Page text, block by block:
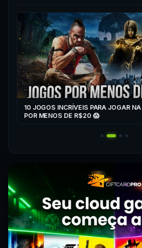
10 JOGOS INCRÍVEIS PARA JOGAR
POR MENOS DE R$20 😱